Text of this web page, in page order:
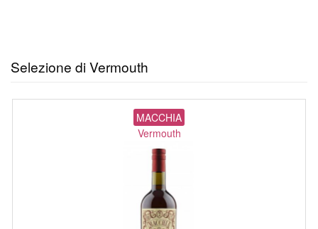
Selezione di Vermouth
MACCHIA
Vermouth